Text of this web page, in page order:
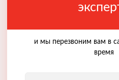
и мы перезвоним вам в
время